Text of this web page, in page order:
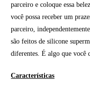
parceiro e coloque essa
você possa receber um
parceiro,
são feitos de silicone
diferentes. É algo que você
Características